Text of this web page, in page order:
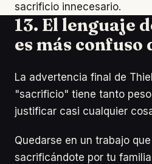
sacrificio innecesario.
13. El lenguaje
es más confuso
La advertencia final de
"sacrificio" tiene tanto
justificar casi cualquier
Quedarse en un trabajo
sacrificándote por tu